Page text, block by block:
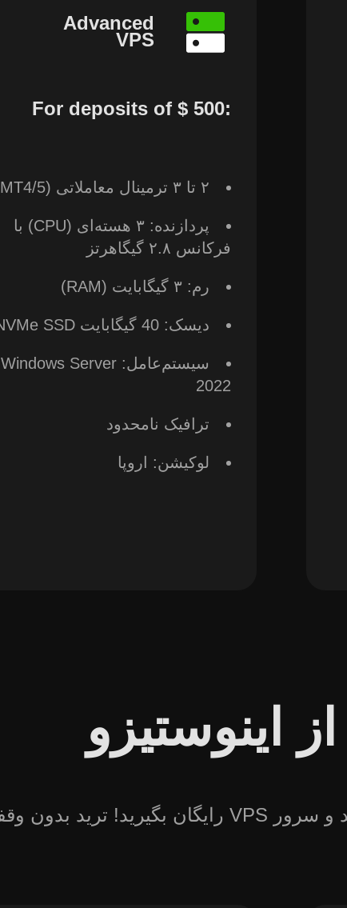
Advanced
VPS
For deposits of ⁦‪‬‪‪‪$ 500⁩‪‪:
۲ تا ۳ ترمینال معاملاتی (MT4/5)
پردازنده: ۳ هسته‌ای (CPU) با
فرکانس ۲.۸ گیگاهرتز
رم: ۳ گیگابایت (RAM)
دیسک: 40 گیگابایت NVMe SSD
سیستم‌عامل: Windows Server
2022
ترافیک نامحدود
لوکیشن: اروپا
از اینوستیزو